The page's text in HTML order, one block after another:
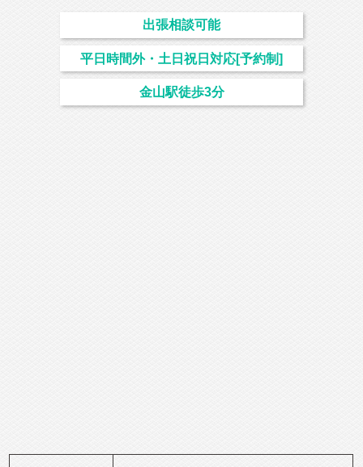
出張相談可能
平日時間外・土日祝日対応[予約制]
金山駅徒歩3分